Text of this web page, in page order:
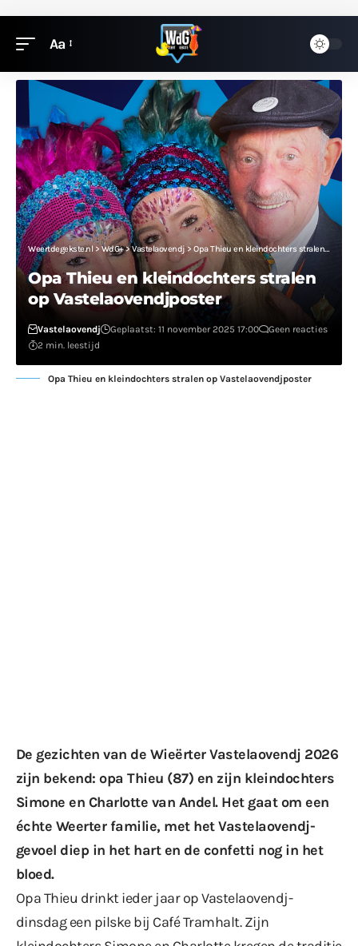
Aa
Weertdegekste.nl> WdG+>Vastelaovendj> Opa Thieu en kleindochters stralen op Vastelaovendjposter
Opa Thieu en kleindochters stralen
op Vastelaovendjposter
Vastelaovendj Geplaatst: 11 november 2025 17:00
Geen reacties
2 min. leestijd
Opa Thieu en kleindochters stralen op Vastelaovendjposter
De gezichten van de Wieërter Vastelaovendj 2026
zijn bekend: opa Thieu (87) en zijn kleindochters
Simone en Charlotte van Andel. Het gaat om een
échte Weerter familie, met het Vastelaovendj-
gevoel diep in het hart en de confetti nog in het
bloed.
Opa Thieu drinkt ieder jaar op Vastelaovendj-
dinsdag een pilske bij Café Tramhalt. Zijn